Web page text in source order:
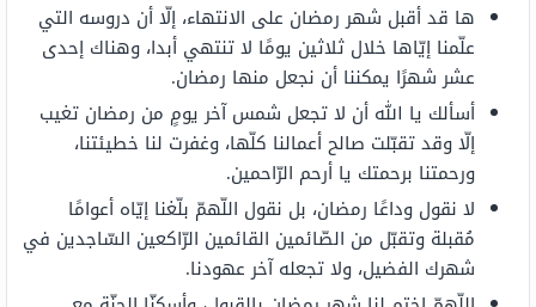
ها قد أقبل شهر رمضان على الانتهاء، إلّا أن دروسه التي
علّمنا إيّاها خلال ثلاثين يومًا لا تنتهي أبدا، وهناك إحدى
عشر شهرًا يمكننا أن نجعل منها رمضان.
أسألك يا الله أن لا تجعل شمس آخر يومٍ من رمضان تغيب
إلّا وقد تقبّلت صالح أعمالنا كلّها، وغفرت لنا خطيئتنا،
ورحمتنا برحمتك يا أرحم الرّاحمين.
لا نقول وداعًا رمضان، بل نقول اللّهمّ بلّغنا إيّاه أعوامًا
مُقبلة وتقبّل من الصّائمين القائمين الرّاكعين السّاجدين في
شهرك الفضيل، ولا تجعله آخر عهودنا.